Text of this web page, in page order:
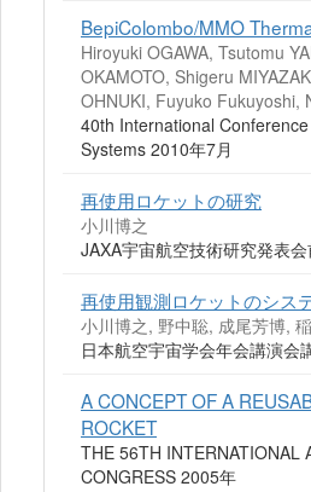
BepiColombo/MMO
Hiroyuki OGAWA, Tsutomu
OKAMOTO, Shigeru
OHNUKI, Fuyuko Fukuyoshi,
40th International
Systems 2010年7月
再使用ロケットの研究
小川博之
JAXA宇宙航空技術研究発表
再使用観測ロケットのシス
小川博之, 野中聡, 成尾芳博,
日本航空宇宙学会年会講演会
A CONCEPT OF A
ROCKET
THE 56TH INTERNATIONAL
CONGRESS 2005年